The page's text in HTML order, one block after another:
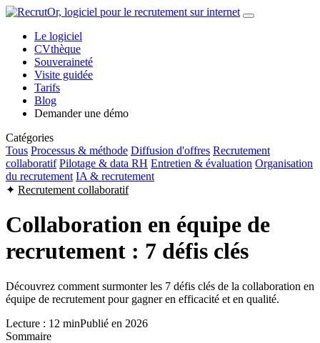
Le logiciel
CVthèque
Souveraineté
Visite guidée
Tarifs
Blog
Demander une démo
Catégories
Tous Processus & méthode Diffusion d'offres Recrutement
collaboratif Pilotage & data RH Entretien & évaluation Organisation
du recrutement IA & recrutement
✦ Recrutement collaboratif
Collaboration en équipe de
recrutement : 7 défis clés
Découvrez comment surmonter les 7 défis clés de la collaboration en
équipe de recrutement pour gagner en efficacité et en qualité.
Lecture : 12 minPublié en 2026
Sommaire